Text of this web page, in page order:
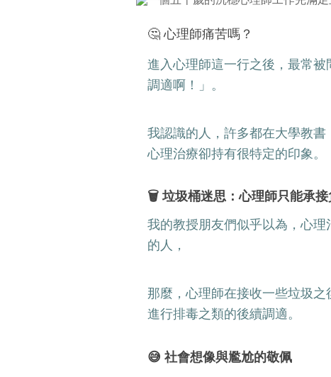
🤔 心理師痛苦嗎？
進入心理師這一行之後，最常
調適啊！」。
我認識的人，許多都在大學教
心理治療卻持有很特定的印象。
🗑️ 垃圾桶迷思：心理師只能承接
我的教授朋友們似乎以為，心
的人，
那麼，心理師在接收一些垃圾
進行排毒之類的後續調適。
😅 社會想像與尷尬的敬佩